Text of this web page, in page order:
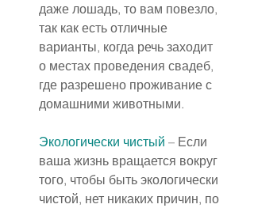
даже лошадь, то вам повезло,
так как есть отличные
варианты, когда речь заходит
о местах проведения свадеб,
где разрешено проживание с
домашними животными.
Экологически чистый – Если
ваша жизнь вращается вокруг
того, чтобы быть экологически
чистой, нет никаких причин, по